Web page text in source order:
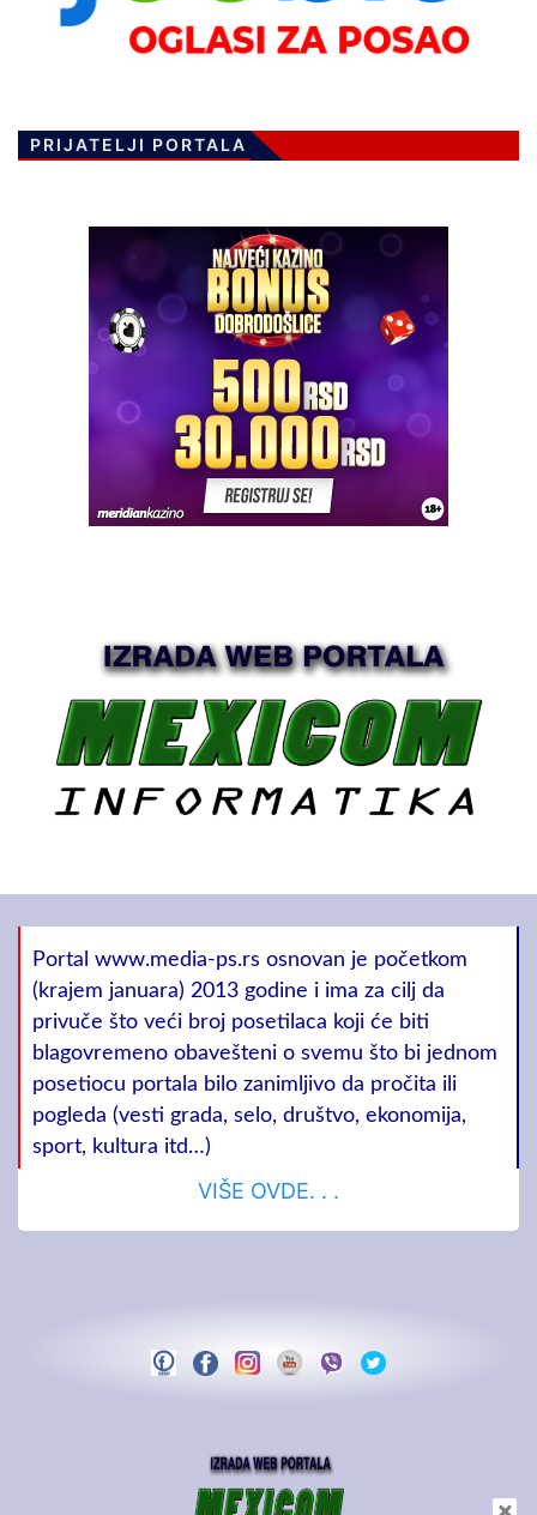
PRIJATELJI PORTALA
Portal www.media-ps.rs osnovan je početkom
(krajem januara) 2013 godine i ima za cilj da
privuče što veći broj posetilaca koji će biti
blagovremeno obavešteni o svemu što bi jednom
posetiocu portala bilo zanimljivo da pročita ili
pogleda (vesti grada, selo, društvo, ekonomija,
sport, kultura itd…)
VIŠE OVDE. . .